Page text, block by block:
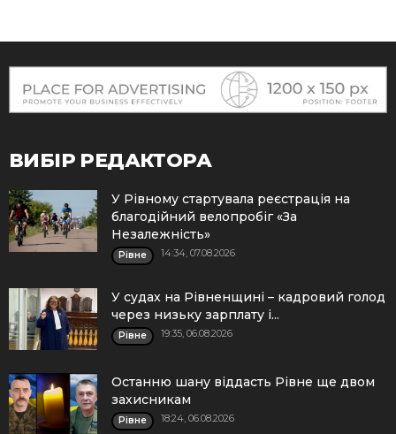
ВИБІР РЕДАКТОРА
У Рівному стартувала реєстрація на
благодійний велопробіг «За
Незалежність»
Рівне 14:34, 07.08.2026
У судах на Рівненщині – кадровий голод
через низьку зарплату і...
Рівне 19:35, 06.08.2026
Останню шану віддасть Рівне ще двом
захисникам
Рівне 18:24, 06.08.2026